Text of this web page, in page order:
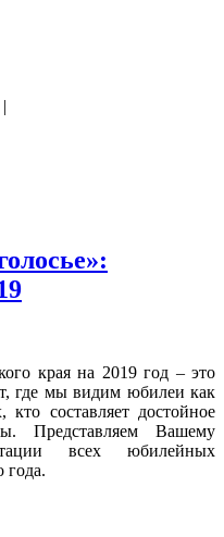
|
края на 2019 год – это
где мы видим юбилеи как
составляет достойное
Представляем Вашему
всех юбилейных
года.